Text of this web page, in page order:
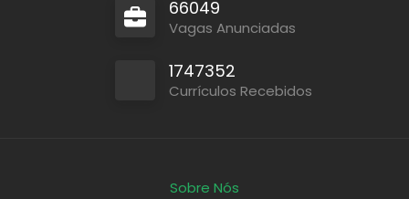
66049
Vagas Anunciadas
1747352
Currículos Recebidos
Sobre Nós